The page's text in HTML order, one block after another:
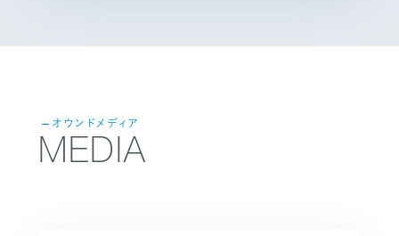
オウンドメディア
MEDIA